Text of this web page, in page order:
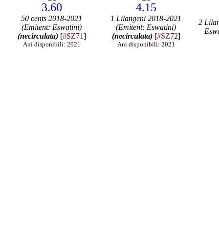
3.60
50 cents 2018-2021
(Emitent: Eswatini)
(necirculata)[#SZ71]
Ani disponibili: 2021
4.15
1 Lilangeni 2018-2021
(Emitent: Eswatini)
(necirculata)[#SZ72]
Ani disponibili: 2021
2